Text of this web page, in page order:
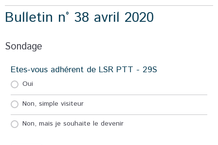
Bulletin n° 38 avril 2020
Sondage
Etes-vous adhérent de LSR PTT - 29S
Oui
Non, simple visiteur
Non, mais je souhaite le devenir